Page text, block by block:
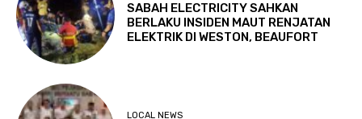
SABAH ELECTRICITY SAHKAN
BERLAKU INSIDEN MAUT RENJATAN
ELEKTRIK DI WESTON, BEAUFORT
LOCAL NEWS